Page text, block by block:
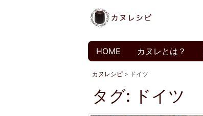
HOME カヌレとは？
カヌレシピ > ドイツ
タグ: ドイツ